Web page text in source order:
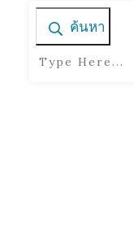
ค้นหา